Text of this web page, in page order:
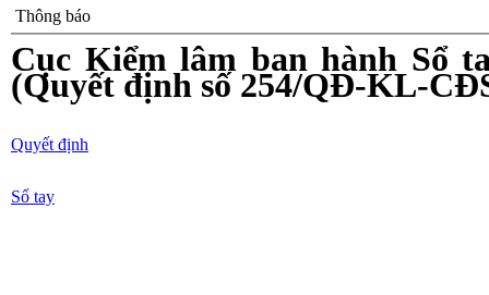
Thông báo
Cục Kiểm lâm ban hành Sổ
(Quyết định số 254/QĐ-KL-
Quyết định
Sổ tay